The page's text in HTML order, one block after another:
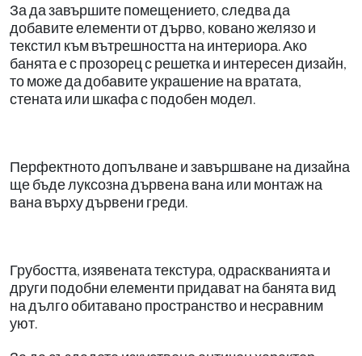
За да завършите помещението, следва да
добавите елементи от дърво, ковано желязо и
текстил към вътрешността на интериора. Ако
банята е с прозорец с решетка и интересен дизайн,
то може да добавите украшение на вратата,
стената или шкафа с подобен модел.
Перфектното допълване и завършване на дизайна
ще бъде луксозна дървена вана или монтаж на
вана върху дървени греди.
Грубостта, изявената текстура, одраскванията и
други подобни елементи придават на банята вид
на дълго обитавано пространство и несравним
уют.